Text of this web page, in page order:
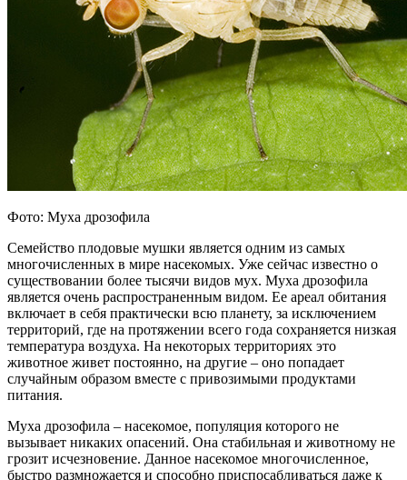
Фото: Муха дрозофила
Семейство плодовые мушки является одним из самых
многочисленных в мире насекомых. Уже сейчас известно о
существовании более тысячи видов мух. Муха дрозофила
является очень распространенным видом. Ее ареал обитания
включает в себя практически всю планету, за исключением
территорий, где на протяжении всего года сохраняется низкая
температура воздуха. На некоторых территориях это
животное живет постоянно, на другие – оно попадает
случайным образом вместе с привозимыми продуктами
питания.
Муха дрозофила – насекомое, популяция которого не
вызывает никаких опасений. Она стабильная и животному не
грозит исчезновение. Данное насекомое многочисленное,
быстро размножается и способно приспосабливаться даже к